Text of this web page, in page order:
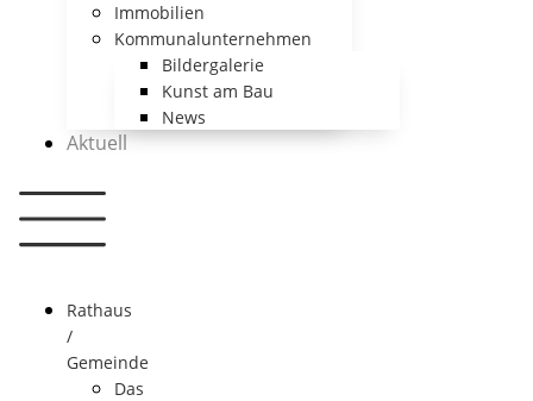
Immobilien
Kommunalunternehmen
Bildergalerie
Kunst am Bau
News
Aktuell
Rathaus
/
Gemeinde
Das